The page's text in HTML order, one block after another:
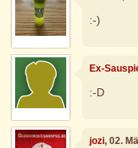
:-)
Ex-
:-D
jozi, 02.